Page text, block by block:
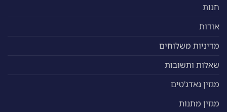
חנות
אודות
מדיניות משלוחים
שאלות ותשובות
מגזין גאדג'טים
מגזין מתנות